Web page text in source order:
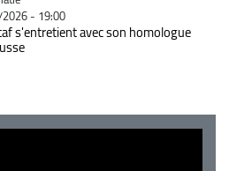
- 19:00
s'entretient avec son homologue